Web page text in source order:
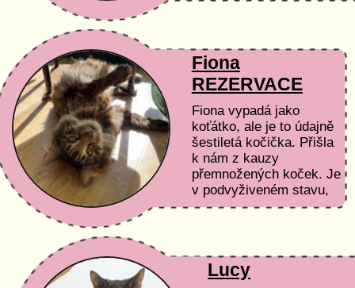
Fiona
REZERVACE
Fiona vypadá jako
koťátko, ale je to údajně
šestiletá kočička. Přišla
k nám z kauzy
přemnožených koček. Je
v podvyživeném stavu,
ale možná je za tím
přestože...
Lucy